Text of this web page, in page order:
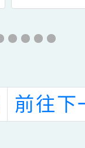
區)」
學應
前往下